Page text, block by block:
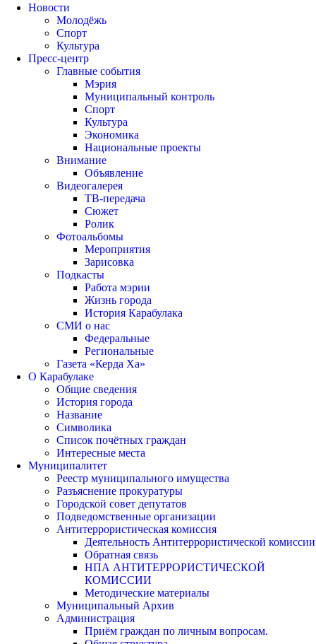
Новости
Молодёжь
Спорт
Культура
Пресс-центр
Главные события
Мэрия
Муниципальный контроль
Спорт
Культура
Экономика
Национальные проекты
Внимание
Объявление
Видеогалерея
ТВ-передача
Сюжет
Ролик
Фотоальбомы
Мероприятия
Зарисовка
Подкасты
Работа мэрии
Жизнь города
История Карабулака
СМИ о нас
Федеральные
Региональные
Газета «Керда Ха»
О Карабулаке
Общие сведения
История города
Название
Символика
Список почётных граждан
Интересные места
Муниципалитет
Реестр муниципального имущества
Разъяснение прокуратуры
Городской совет депутатов
Подведомственные организации
Антитеррористическая комиссия
Деятельность Антитеррористической комиссии
Обратная связь
НПА АНТИТЕРРОРИСТИЧЕСКОЙ
КОМИССИИ
Методические материалы
Муниципальный Архив
Администрация
Приём граждан по личным вопросам.